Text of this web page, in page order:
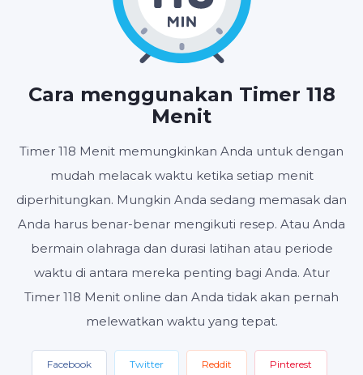
Cara menggunakan Timer 118
Menit
Timer 118 Menit memungkinkan Anda untuk dengan
mudah melacak waktu ketika setiap menit
diperhitungkan. Mungkin Anda sedang memasak dan
Anda harus benar-benar mengikuti resep. Atau Anda
bermain olahraga dan durasi latihan atau periode
waktu di antara mereka penting bagi Anda. Atur
Timer 118 Menit online dan Anda tidak akan pernah
melewatkan waktu yang tepat.
Facebook Twitter Reddit Pinterest
01 : 58 : 00
Mulai Setel ulang Pengaturan